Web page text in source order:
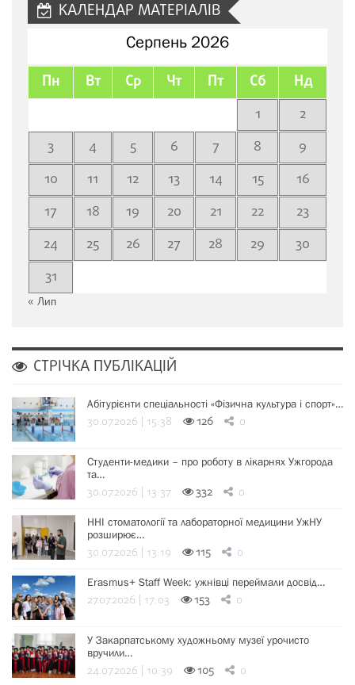
КАЛЕНДАР МАТЕРІАЛІВ
Серпень 2026
Пн Вт Ср Чт Пт Сб Нд
1
2
3
4 5 6 7 8
9
10
11 12 13 14 15
16
17
18 19 20 21 22
23
24
25 26 27 28 29
30
31
« Лип
СТРІЧКА ПУБЛІКАЦІЙ
Абітурієнти спеціальності «Фізична культура і спорт»…
30.07.2026 | 15:38 126 0
Студенти-медики – про роботу в лікарнях Ужгорода
та…
30.07.2026 | 13:37 332 0
ННІ стоматології та лабораторної медицини УжНУ
розширює…
30.07.2026 | 13:19 115 0
Erasmus+ Staff Week: ужнівці переймали досвід…
27.07.2026 | 17:03 153 0
У Закарпатському художньому музеї урочисто
вручили…
24.07.2026 | 10:39 105 0